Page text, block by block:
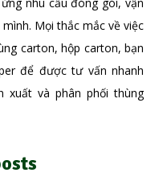
nhu cầu đóng gói, vận
Mọi thắc mắc về việc
carton, hộp carton, bạn
để được tư vấn nhanh
xuất và phân phối thùng